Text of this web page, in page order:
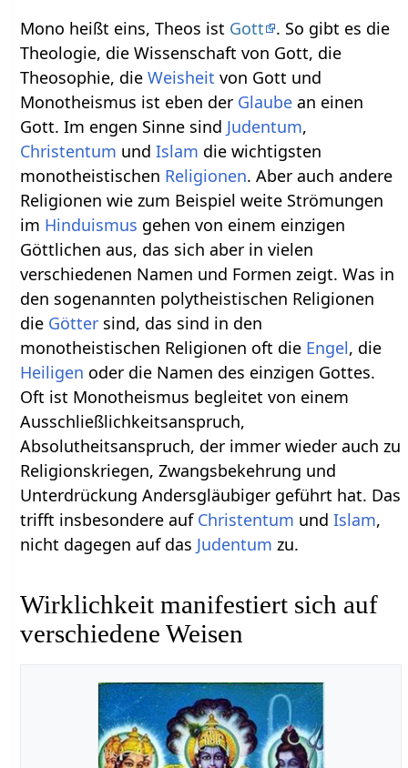
Mono heißt eins, Theos ist Gott
. So gibt es die
Theologie, die Wissenschaft von Gott, die
Theosophie, dieWeisheit von Gott und
Monotheismus ist eben der Glaube an einen
Gott. Im engen Sinne sind Judentum,
Christentum undIslam die wichtigsten
monotheistischen Religionen. Aber auch andere
Religionen wie zum Beispiel weite Strömungen
im Hinduismus gehen von einem einzigen
Göttlichen aus, das sich aber in vielen
verschiedenen Namen und Formen zeigt. Was in
den sogenannten polytheistischen Religionen
die Götter sind, das sind in den
monotheistischen Religionen oft die Engel, die
Heiligen oder die Namen des einzigen Gottes.
Oft ist Monotheismus begleitet von einem
Ausschließlichkeitsanspruch,
Absolutheitsanspruch, der immer wieder auch zu
Religionskriegen, Zwangsbekehrung und
Unterdrückung Andersgläubiger geführt hat. Das
trifft insbesondere auf Christentum undIslam,
nicht dagegen auf das Judentum zu.
Wirklichkeit manifestiert sich auf
verschiedene Weisen